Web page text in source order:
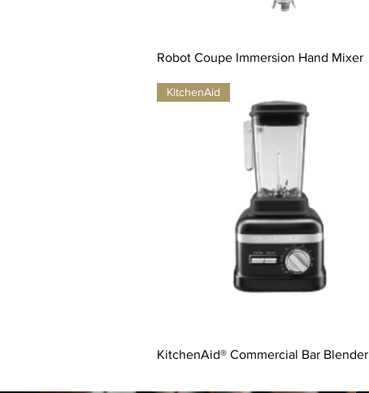
Robot Coupe Immersion Hand Mixer
KitchenAid
KitchenAid® Commercial Bar Blender